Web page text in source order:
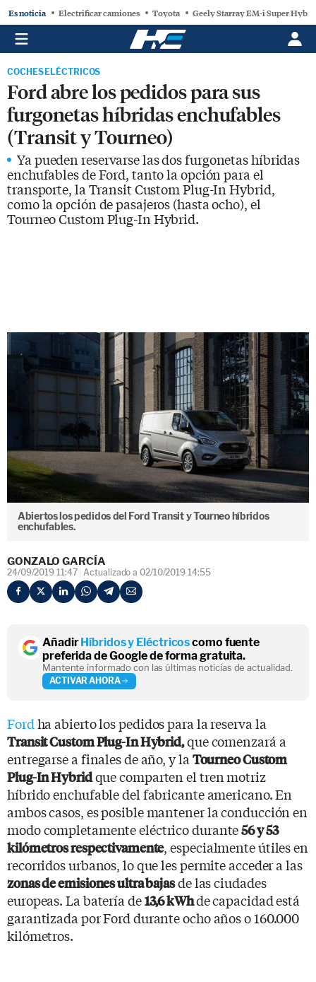
Es noticia Electrificar camiones Toyota Geely Starray EM-i Super
COCHES ELÉCTRICOS
Ford abre los pedidos para sus
furgonetas híbridas enchufables
(Transit y Tourneo)
Ya pueden reservarse las dos furgonetas híbridas
enchufables de Ford, tanto la opción para el
transporte, la Transit Custom Plug-In Hybrid,
como la opción de pasajeros (hasta ocho), el
Tourneo Custom Plug-In Hybrid.
Abiertos los pedidos del Ford Transit y Tourneo híbridos
enchufables.
GONZALO GARCÍA
24/09/2019 11:47 Actualizado a 02/10/2019 14:55
AñadirHíbridos y Eléctricoscomo fuente
preferida de Google de forma gratuita.
Mantente informado con las últimas noticias de actualidad.
ACTIVAR AHORA
Fordha abierto los pedidos para la reserva la
Transit Custom Plug-In Hybrid,que comenzará a
entregarse a finales de año, y la Tourneo Custom
Plug-In Hybridque comparten el tren motriz
híbrido enchufable del fabricante americano. En
ambos casos, es posible mantener la conducción en
modo completamente eléctrico durante56 y 53
kilómetros respectivamente, especialmente útiles en
recorridos urbanos, lo que les permite acceder a las
zonas de emisiones ultra bajasde las ciudades
europeas. La batería de13,6 kWhde capacidad está
garantizada por Ford durante ocho años o 160.000
kilómetros.